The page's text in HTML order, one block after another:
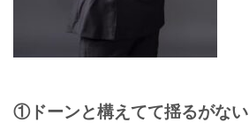
①ドーンと構えてて揺るがない